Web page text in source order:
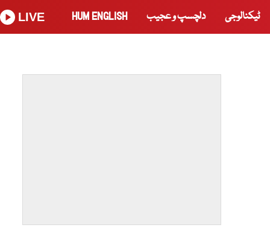
ٹیکنالوجی دلچسپ و عجیب HUM ENGLISH
LIVE